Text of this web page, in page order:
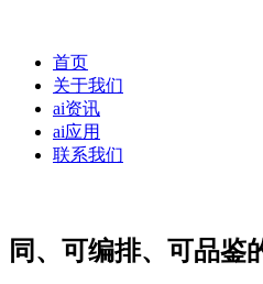
首页
关于我们
ai资讯
ai应用
联系我们
同、可编排、可品鉴